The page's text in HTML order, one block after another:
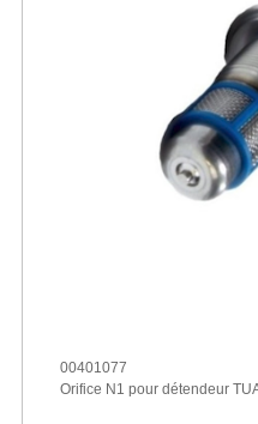
00401077
Orifice N1 pour détendeur